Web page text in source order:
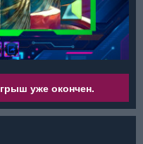
уже окончен.